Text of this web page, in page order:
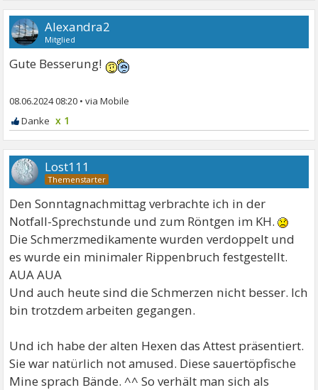
Alexandra2
Mitglied
Gute Besserung!
08.06.2024 08:20 •
x 1
Lost111
Den Sonntagnachmittag verbrachte ich in der
Notfall-Sprechstunde und zum Röntgen im KH.
Die Schmerzmedikamente wurden verdoppelt und
es wurde ein minimaler Rippenbruch festgestellt.
AUA AUA
Und auch heute sind die Schmerzen nicht besser. Ich
bin trotzdem arbeiten gegangen.
Und ich habe der alten Hexen das Attest präsentiert.
Sie war natürlich not amused. Diese sauertöpfische
Mine sprach Bände. ^^ So verhält man sich als